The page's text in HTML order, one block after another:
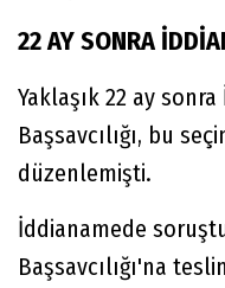
22 AY SONRA
Yaklaşık 22 ay
Başsavcılığı, bu
düzenlemişti.
İddianamede
Başsavcılığı'na